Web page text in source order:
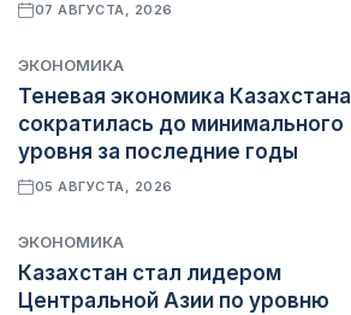
07 АВГУСТА, 2026
ЭКОНОМИКА
Теневая экономика Казахстана
сократилась до минимального
уровня за последние годы
05 АВГУСТА, 2026
ЭКОНОМИКА
Казахстан стал лидером
Центральной Азии по уровню